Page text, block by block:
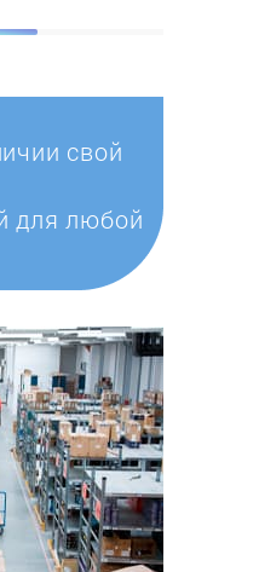
свой
для любой